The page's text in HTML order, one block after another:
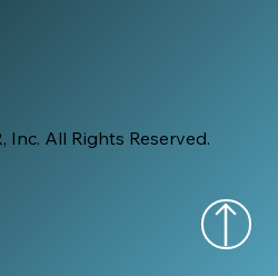
Inc. All Rights Reserved.